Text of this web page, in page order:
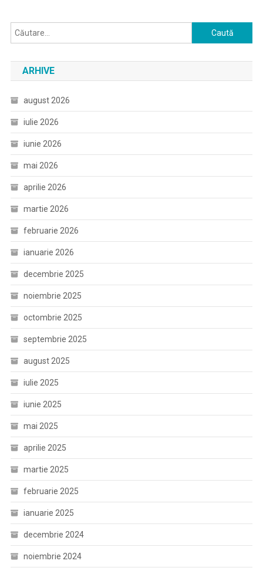
Caută
după:
ARHIVE
august 2026
iulie 2026
iunie 2026
mai 2026
aprilie 2026
martie 2026
februarie 2026
ianuarie 2026
decembrie 2025
noiembrie 2025
octombrie 2025
septembrie 2025
august 2025
iulie 2025
iunie 2025
mai 2025
aprilie 2025
martie 2025
februarie 2025
ianuarie 2025
decembrie 2024
noiembrie 2024